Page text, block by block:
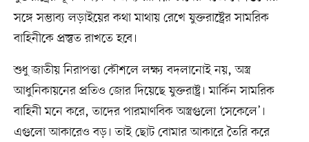
সঙ্গে সম্ভাব্য লড়াইয়ের কথা মাথায় রেখে যুক্তরাষ্ট্রের সামরিক
বাহিনীকে প্রস্তুত রাখতে হবে।
শুধু জাতীয় নিরাপত্তা কৌশলে লক্ষ্য বদলানোই নয়, অস্ত্র
আধুনিকায়নের প্রতিও জোর দিয়েছে যুক্তরাষ্ট্র। মার্কিন সামরিক
বাহিনী মনে করে, তাদের পারমাণবিক অস্ত্রগুলো ‘সেকেলে’।
এগুলো আকারেও বড়। তাই ছোট বোমার আকারে তৈরি করে